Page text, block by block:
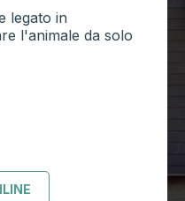
legato in
l'animale da solo